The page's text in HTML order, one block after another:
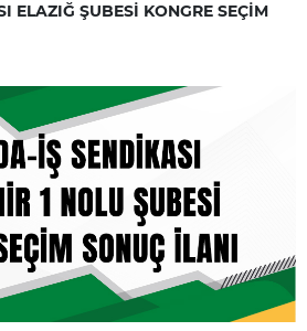
ELAZIĞ ŞUBESİ KONGRE SEÇİM